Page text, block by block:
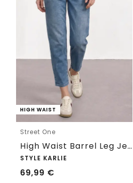
HIGH WAIST
Street One
High Waist Barrel Leg Jeans im Loose Fit
STYLE KARLIE
69,99 €